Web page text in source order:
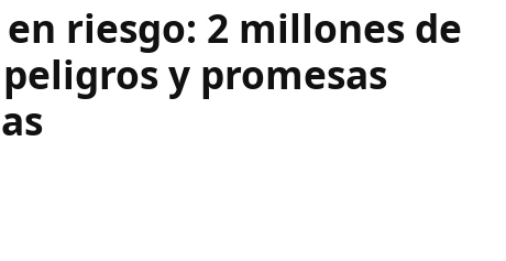
riesgo: 2 millones de
y promesas